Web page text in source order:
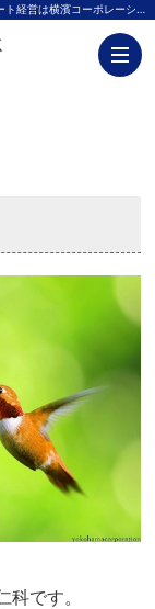
令和4年7月最新融資情勢【更新】 | 神奈川の不動産投資、新築アパート経営は横濱コーポレーション
です。